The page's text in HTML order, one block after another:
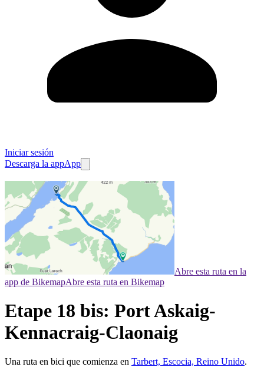
Iniciar sesión
Descarga la appApp
Abre esta ruta en la
app de BikemapAbre esta ruta en Bikemap
Etape 18 bis: Port Askaig-
Kennacraig-Claonaig
Una ruta en bici que comienza en Tarbert, Escocia, Reino Unido.